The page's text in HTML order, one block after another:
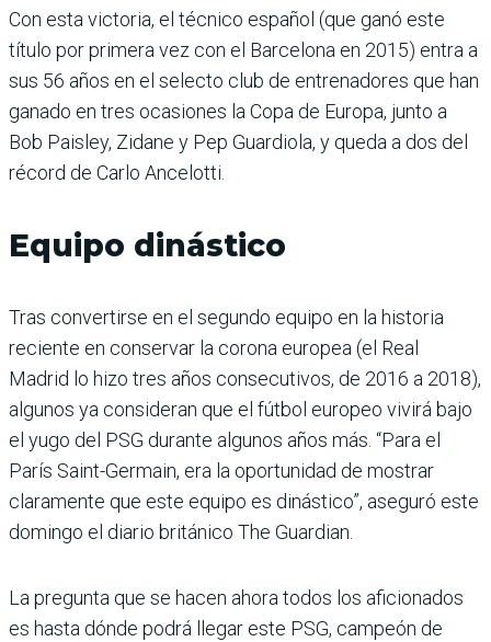
Con esta victoria, el técnico español (que ganó este
título por primera vez con el Barcelona en 2015) entra a
sus 56 años en el selecto club de entrenadores que han
ganado en tres ocasiones la Copa de Europa, junto a
Bob Paisley, Zidane y Pep Guardiola, y queda a dos del
récord de Carlo Ancelotti.
Equipo dinástico
Tras convertirse en el segundo equipo en la historia
reciente en conservar la corona europea (el Real
Madrid lo hizo tres años consecutivos, de 2016 a 2018),
algunos ya consideran que el fútbol europeo vivirá bajo
el yugo del PSG durante algunos años más. “Para el
París Saint-Germain, era la oportunidad de mostrar
claramente que este equipo es dinástico”, aseguró este
domingo el diario británico The Guardian.
La pregunta que se hacen ahora todos los aficionados
es hasta dónde podrá llegar este PSG, campeón de